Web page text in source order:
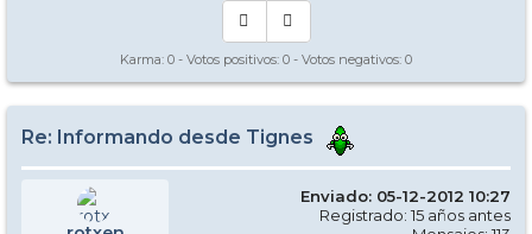
Karma: 0 - Votos positivos: 0 - Votos negativos: 0
Re: Informando desde Tignes
Enviado: 05-12-2012 10:27
Registrado: 15 años antes